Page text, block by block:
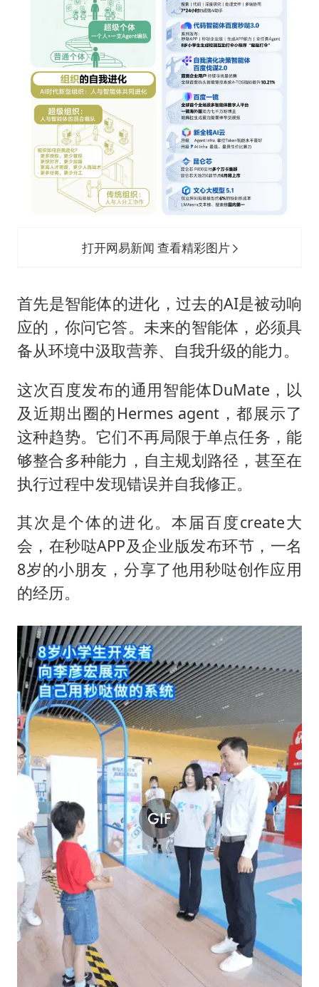
打开网易新闻 查看精彩图片
首先是智能体的进化，过去的AI是被动响
应的，你问它答。未来的智能体，必须具
备从环境中汲取营养、自我升级的能力。
这次百度发布的通用智能体DuMate，以
及近期出圈的Hermes agent，都展示了
这种趋势。它们不再局限于单点任务，能
够整合多种能力，自主规划路径，甚至在
执行过程中发现错误并自我修正。
其次是个体的进化。本届百度create大
会，在秒哒APP及企业版发布环节，一名
8岁的小朋友，分享了他用秒哒创作应用
的经历。